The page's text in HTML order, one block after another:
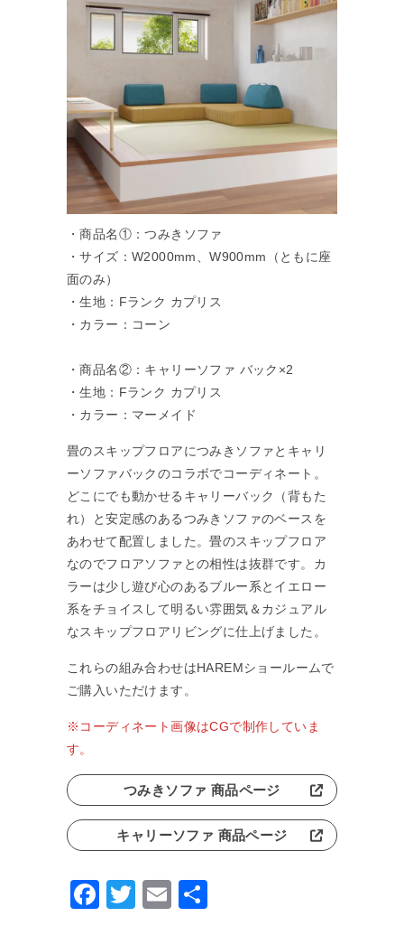
・商品名①：つみきソファ
・サイズ：W2000mm、W900mm（ともに座
面のみ）
・生地：Fランク カプリス
・カラー：コーン
・商品名②：キャリーソファ バック×2
・生地：Fランク カプリス
・カラー：マーメイド
畳のスキップフロアにつみきソファとキャリ
ーソファバックのコラボでコーディネート。
どこにでも動かせるキャリーバック（背もた
れ）と安定感のあるつみきソファのベースを
あわせて配置しました。畳のスキップフロア
なのでフロアソファとの相性は抜群です。カ
ラーは少し遊び心のあるブルー系とイエロー
系をチョイスして明るい雰囲気＆カジュアル
なスキップフロアリビングに仕上げました。
これらの組み合わせはHAREMショールームで
ご購入いただけます。
※コーディネート画像はCGで制作していま
す。
つみきソファ 商品ページ
キャリーソファ 商品ページ
Facebook
TwitterEmail